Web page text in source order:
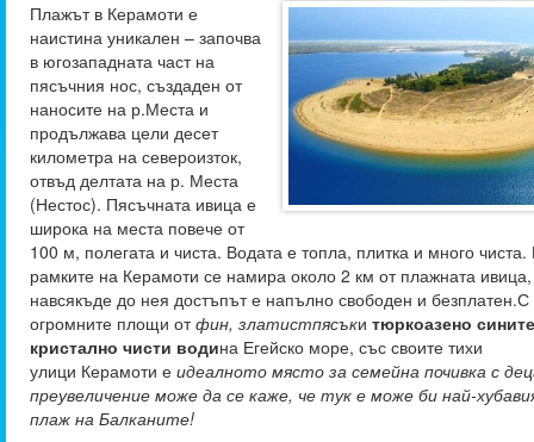
Плажът в Керамоти е
наистина уникален – започва
в югозападната част на
пясъчния нос, създаден от
наносите на р.Места и
продължава цели десет
километра на североизток,
отвъд делтата на р. Места
(Нестос). Пясъчната ивица е
широка на места повече от
100 м, полегата и чиста. Водата е топла, плитка и много чиста.
рамките на Керамоти се намира около 2 км от плажната ивица,
навсякъде до нея достъпът е напълно свободен и безплатен.С
огромните площи отфин,златистпясъки тюркоазено
кристално чисти водина Егейско море, със своите тихи
улици Керамоти еидеалното място за семейна почивка с
преувеличение може да се каже, че тук е може би най-
плаж на Балканите!